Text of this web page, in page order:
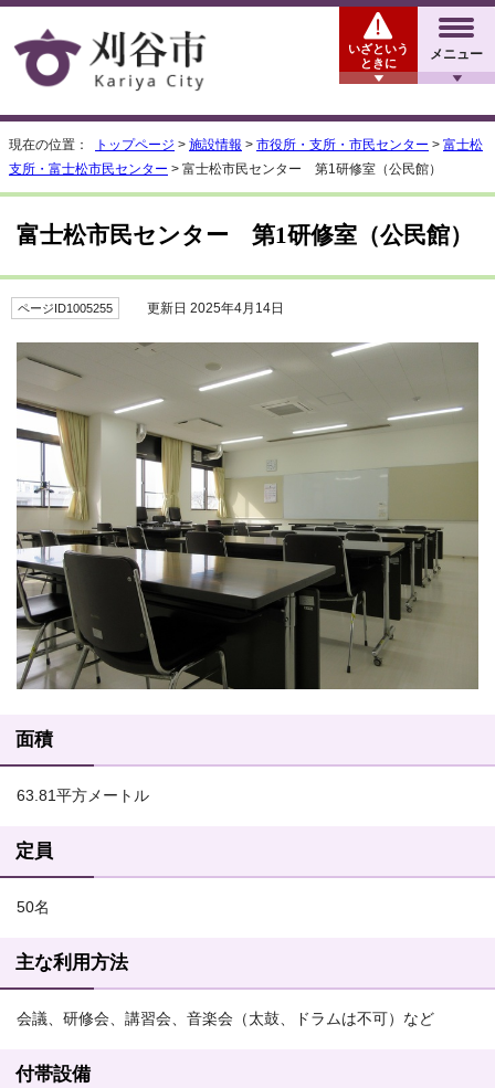
メニュー
いざという
ときに
現在の位置： トップページ > 施設情報 > 市役所・支所・市民センター > 富士松
支所・富士松市民センター > 富士松市民センター 第1研修室（公民館）
富士松市民センター 第1研修室（公民館）
ページID1005255 更新日 2025年4月14日
面積
63.81平方メートル
定員
50名
主な利用方法
会議、研修会、講習会、音楽会（太鼓、ドラムは不可）など
付帯設備